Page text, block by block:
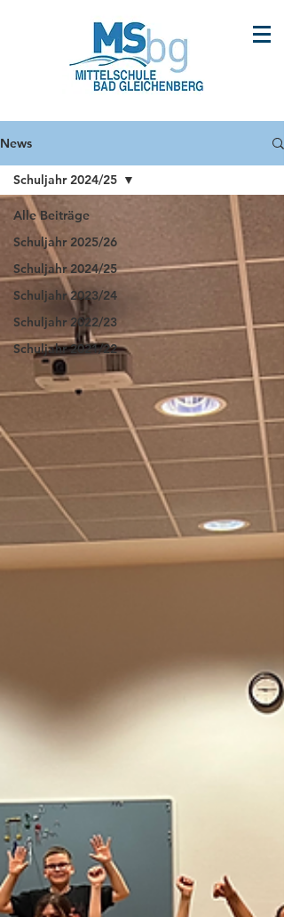
News
Alle Beiträge
Schuljahr 2025/26
Schuljahr 2024/25
Schuljahr 2023/24
Schuljahr 2022/23
Schuljahr 2021/22
Schuljahr 2024/25